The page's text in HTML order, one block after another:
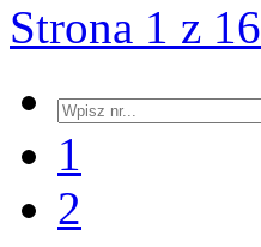
Strona 1 z 16
1
2